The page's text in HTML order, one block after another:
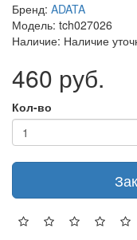
Бренд: ADATA
Модель: tch027026
Наличие: Наличие
460 руб.
Кол-во